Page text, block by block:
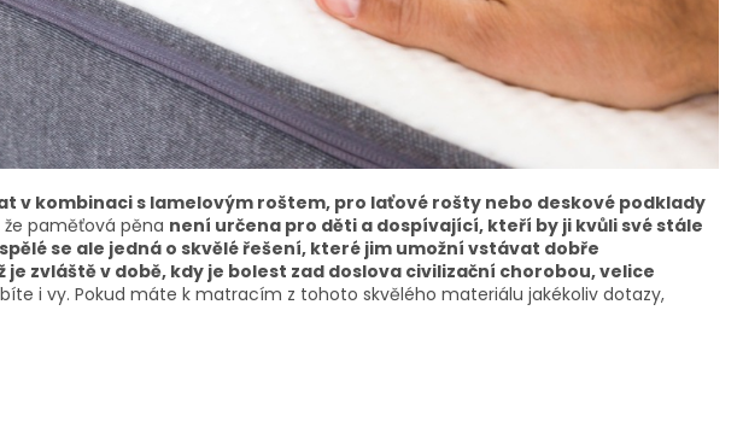
v kombinaci s lamelovým roštem, pro laťové rošty nebo deskové podklady
paměťová pěna není určena pro děti a dospívající, kteří by ji kvůli své stále
se ale jedná o skvělé řešení, které jim umožní vstávat dobře
zvláště v době, kdy je bolest zad doslova civilizační chorobou, velice
i vy. Pokud máte k matracím z tohoto skvělého materiálu jakékoliv dotazy,